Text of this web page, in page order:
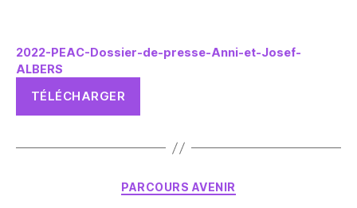
2022-PEAC-Dossier-de-presse-Anni-et-Josef-
ALBERS
TÉLÉCHARGER
Catégories
PARCOURS AVENIR